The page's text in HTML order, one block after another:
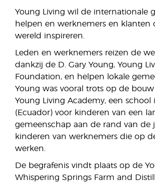
Young Living wil de internationale
helpen en werknemers en klanten
wereld inspireren.
Leden en werknemers reizen de
dankzij de D. Gary Young, Young
Foundation, en helpen lokale
Young was vooral trots op de
Young Living Academy, een school
(Ecuador) voor kinderen van een
gemeenschap aan de rand van de
kinderen van werknemers die op
werken.
De begrafenis vindt plaats op de
Whispering Springs Farm and